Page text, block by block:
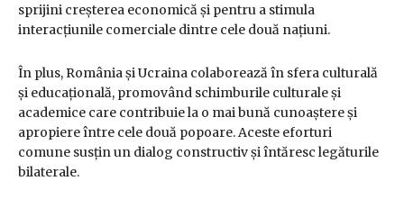
sprijini creșterea economică și pentru a stimula
interacțiunile comerciale dintre cele două națiuni.
În plus, România și Ucraina colaborează în sfera culturală
și educațională, promovând schimburile culturale și
academice care contribuie la o mai bună cunoaștere și
apropiere între cele două popoare. Aceste eforturi
comune susțin un dialog constructiv și întăresc legăturile
bilaterale.